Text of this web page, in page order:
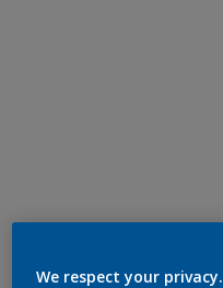
We respect your privacy.